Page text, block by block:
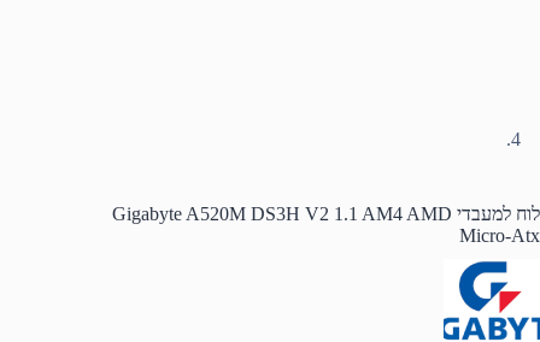
לוח למעבדי Gigabyte A520M DS3H V2 1.1 AM4 AMD
Micro-Atx